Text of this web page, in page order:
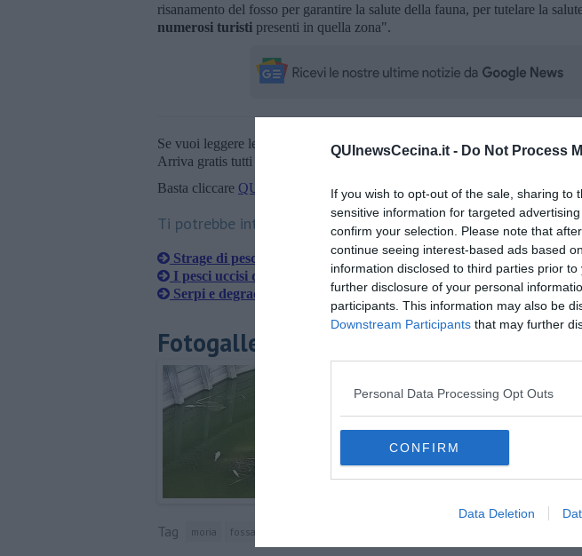
QUInewsCecina.it - Do Not Process
If you wish to opt-out of the sale, sharing
sensitive information for targeted
confirm your selection. Please note that
continue seeing interest-based ads based
information disclosed to third parties prior
further disclosure of your personal
participants. This information may also be
Downstream Participants that may further
Personal Data Processing Opt Outs
CONFIRM
Data Deletion
risanamento del fosso per garantire la salute della fauna, per tutelare la
numerosi turisti presenti in quella zona".
Se vuoi leggere le notizie principali della Toscana iscriviti allaNewsletter
Arriva gratis tutti i giorni alle 20:00 direttamente nella tua casella di posta.
Basta cliccare QUI
Ti potrebbe interessare anche:
​Strage di pesci, il laghetto fa paura
I pesci uccisi da pioggia e acqua inquinata
Serpi e degrado al parcheggio
Fotogallery
Tag moria fossato